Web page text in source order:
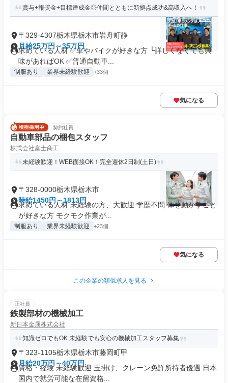
賞与+報奨金+目標達成金◎仲間とともに新拠点成功&高収入へ！
〒329-4307栃木県栃木市岩舟町静
月給25万円～35万円
求めている人材 ✅車やバイクが好きな方 └詳しくなくても興
味があればOK ✅普通自動車...
制服あり 業界未経験歓迎 +33個
気になる
契約社員
自動車部品の梱包スタッフ
株式会社富士商工
未経験歓迎！WEB面接OK！完全週休2日制(土日)
〒328-0000栃木県栃木市
時給1450円～1813円
求めている人材 未経験の方、大歓迎 学歴不問 体を動かすこと
が好きな方 モクモク作業が...
制服あり 業界未経験歓迎 +23個
気になる
この企業の類似求人を見る
正社員
鉄製部材の機械加工
新日本金属株式会社
知識ゼロでもOK 未経験でも安心の機械加工スタッフ募集
〒323-1105栃木県栃木市藤岡町甲
月給20万円～40万円
資格・経験 未経験歓迎 玉掛け、クレーン免許所持者優遇 日本
国内で就労可能な在留資格...